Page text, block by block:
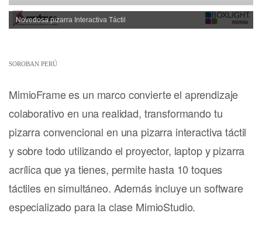
Novedosa pizarra Interactiva Táctil
SOROBAN PERÚ
MimioFrame es un marco convierte el aprendizaje
colaborativo en una realidad, transformando tu
pizarra convencional en una pizarra interactiva táctil
y sobre todo utilizando el proyector, laptop y pizarra
acrílica que ya tienes, permite hasta 10 toques
táctiles en simultáneo. Además incluye un software
especializado para la clase MimioStudio.